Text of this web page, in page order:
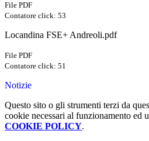
File PDF
Contatore click: 53
Locandina FSE+ Andreoli.pdf
File PDF
Contatore click: 51
Notizie
Questo sito o gli strumenti terzi da
cookie necessari al funzionamento ed
COOKIE POLICY.